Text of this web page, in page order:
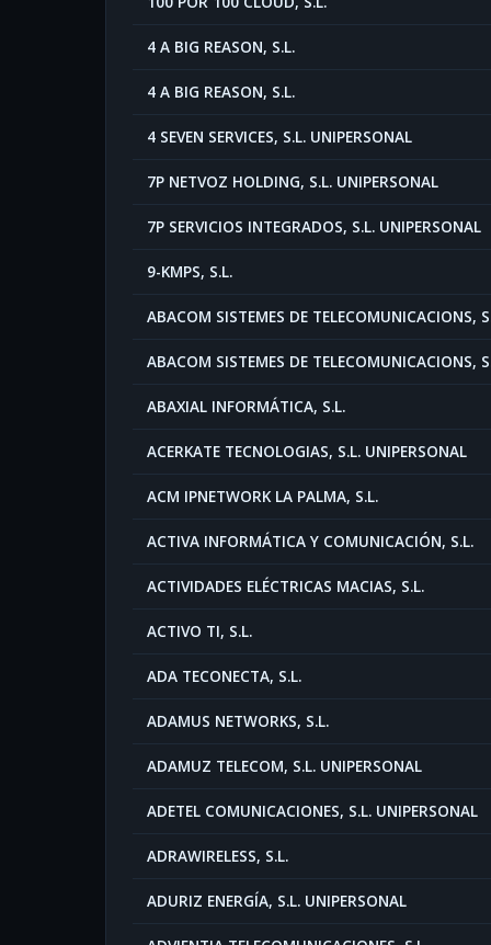
4 A BIG REASON, S.L.
4 A BIG REASON, S.L.
4 SEVEN SERVICES, S.L. UNIPERSONAL
7P NETVOZ HOLDING, S.L. UNIPERSONAL
7P SERVICIOS INTEGRADOS, S.L. UNIPERSONAL
9-KMPS, S.L.
ABACOM SISTEMES DE TELECOMUNICACIONS,
ABACOM SISTEMES DE TELECOMUNICACIONS,
ABAXIAL INFORMÁTICA, S.L.
ACERKATE TECNOLOGIAS, S.L. UNIPERSONAL
ACM IPNETWORK LA PALMA, S.L.
ACTIVA INFORMÁTICA Y COMUNICACIÓN, S.L.
ACTIVIDADES ELÉCTRICAS MACIAS, S.L.
ACTIVO TI, S.L.
ADA TECONECTA, S.L.
ADAMUS NETWORKS, S.L.
ADAMUZ TELECOM, S.L. UNIPERSONAL
ADETEL COMUNICACIONES, S.L. UNIPERSONAL
ADRAWIRELESS, S.L.
ADURIZ ENERGÍA, S.L. UNIPERSONAL